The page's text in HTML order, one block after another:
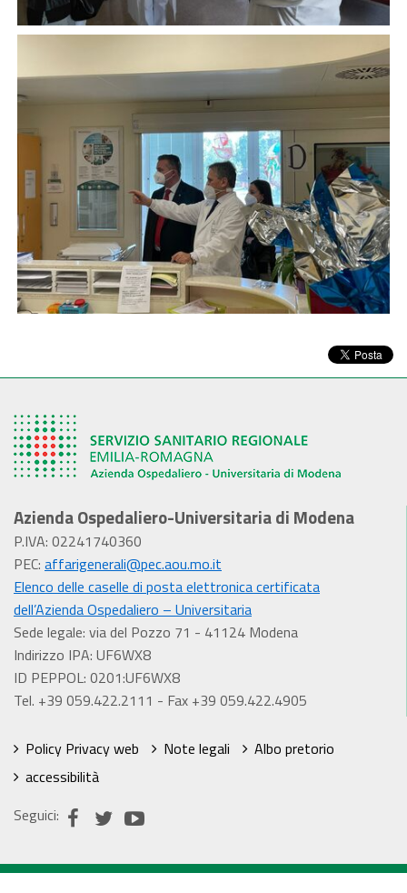
Azienda Ospedaliero-Universitaria di Modena
P.IVA: 02241740360
PEC: affarigenerali@pec.aou.mo.it
Elenco delle caselle di posta elettronica certificata
dell’Azienda Ospedaliero – Universitaria
Sede legale: via del Pozzo 71 - 41124 Modena
Indirizzo IPA: UF6WX8
ID PEPPOL: 0201:UF6WX8
Tel. +39 059.422.2111 - Fax +39 059.422.4905
Policy Privacy web Note legali
Albo pretorio
accessibilità
Seguici: